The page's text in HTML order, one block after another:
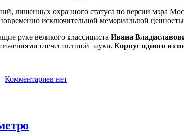
лишенных охранного статуса по версии мэра
исключительной мемориальной
руке великого классициста Ивана
отечественной науки. Корпус одного из
| Комментариев нет